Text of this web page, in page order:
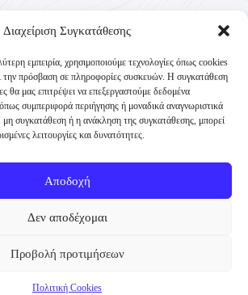
Διαχείριση Συγκατάθεσης
εμπειρία, χρησιμοποιούμε τεχνολογίες όπως cookies
την πρόσβαση σε πληροφορίες συσκευών. Η συγκατάθεση
θα μας επιτρέψει να επεξεργαστούμε δεδομένα
συμπεριφορά περιήγησης ή μοναδικά αναγνωριστικά
συγκατάθεση ή η ανάκληση της συγκατάθεσης, μπορεί
λειτουργίες και δυνατότητες.
Αποδοχή
Δεν αποδέχομαι
Προβολή προτιμήσεων
Πολιτική Cookies
(ΕΕ)
Επικοινωνία
Ελλάδος
Αθήνα
+30 210-3231271
Κυνηγετική Συνομοσπονδία